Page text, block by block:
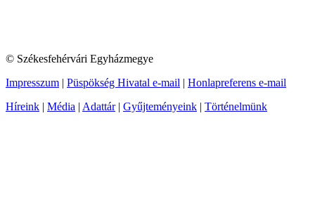
© Székesfehérvári Egyházmegye
Impresszum | Püspökség Hivatal e-mail | Honlapreferens e-mail
Híreink | Média | Adattár| Gyűjteményeink | Történelmünk